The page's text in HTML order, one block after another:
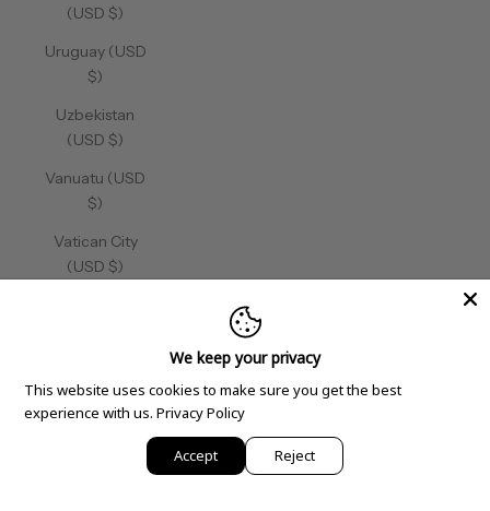
(USD $)
Uruguay (USD
$)
Uzbekistan
(USD $)
Vanuatu (USD
$)
Vatican City
(USD $)
$)
We keep your privacy
This website uses cookies to make sure you get the best
experience with us. Privacy Policy
Accept Reject